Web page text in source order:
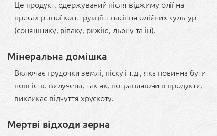
Це продукт, одержуваний після віджиму олії на
пресах різної конструкції з насіння олійних культур
(соняшнику, ріпаку, рижію, льону та ін).
Мінеральна домішка
Включає грудочки землі, піску і т.д., яка повинна бути
повністю вилучена, так як, потрапляючи в продукти,
викликає відчуття хрускоту.
Мертві відходи зерна